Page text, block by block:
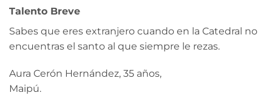
Talento Breve
Sabes que eres extranjero cuando en la Catedral no
encuentras el santo al que siempre le rezas.
Aura Cerón Hernández, 35 años,
Maipú.